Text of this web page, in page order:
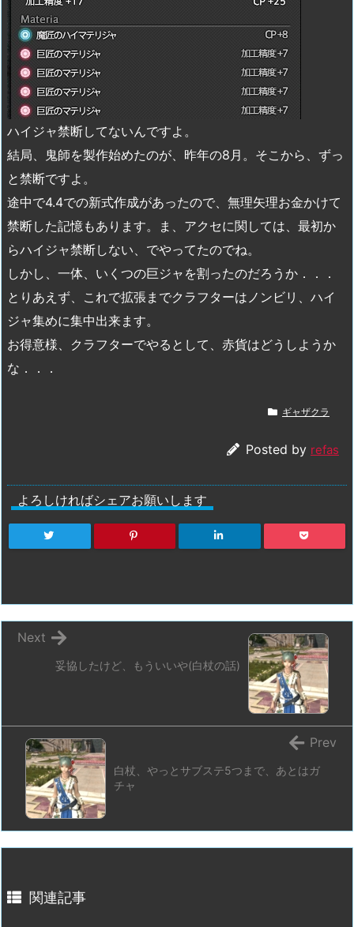
ハイジャ禁断してないんですよ。
結局、鬼師を製作始めたのが、昨年の8月。そこから、ずっ
と禁断ですよ。
途中で4.4での新式作成があったので、無理矢理お金かけて
禁断した記憶もあります。ま、アクセに関しては、最初か
らハイジャ禁断しない、でやってたのでね。
しかし、一体、いくつの巨ジャを割ったのだろうか．．．
とりあえず、これで拡張までクラフターはノンビリ、ハイ
ジャ集めに集中出来ます。
お得意様、クラフターでやるとして、赤貨はどうしようか
な．．．
ギャザクラ
Posted by refas
よろしければシェアお願いします
妥協したけど、もういいや(白杖の話)
Next
白杖、やっとサブステ5つまで、あとはガ
チャ
Prev
関連記事